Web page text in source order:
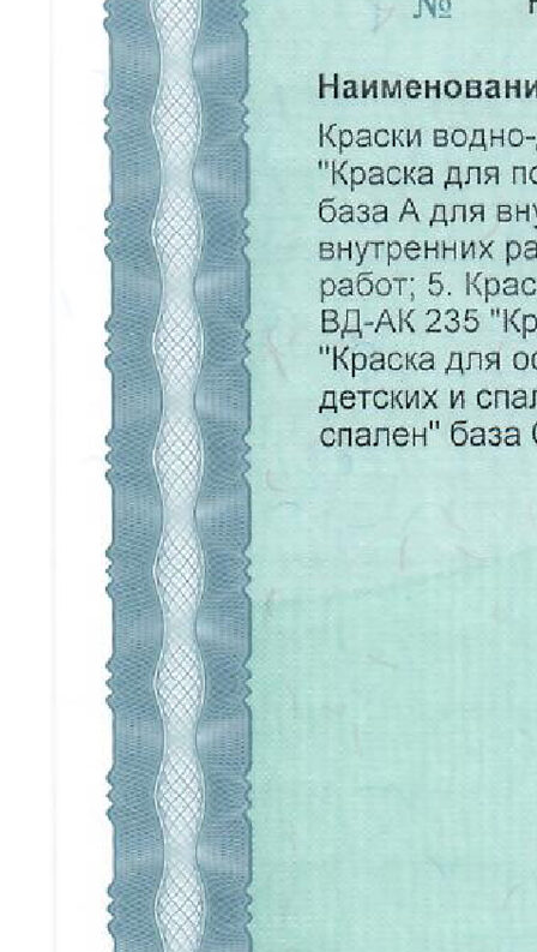
КАТАЛОГ
Краски
Штукатурка
Обои
Напольные покрытия
Фрески
Мозайка
НАВИГАЦИЯ
О нас
Каталог
Для дизайнеров
Портфолио
Отзывы
Вопросы
Контакты
КОНТАКТЫ
+7 (900) 123-45-67
info@anturagepaint.ru
Москва, ул. Примерная, 12